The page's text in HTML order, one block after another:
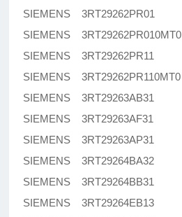
SIEMENS 3RT29262PR01
SIEMENS 3RT29262PR010MT0
SIEMENS 3RT29262PR11
SIEMENS 3RT29262PR110MT0
SIEMENS 3RT29263AB31
SIEMENS 3RT29263AF31
SIEMENS 3RT29263AP31
SIEMENS 3RT29264BA32
SIEMENS 3RT29264BB31
SIEMENS 3RT29264EB13